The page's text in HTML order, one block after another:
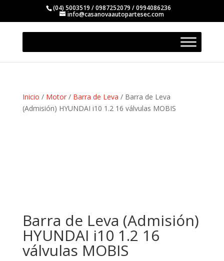
(04) 5003519 / 0987252079 / 0994086236
info@casanovaautopartesec.com
Inicio / Motor/ Barra de Leva / Barra de Leva
(Admisión) HYUNDAI i10 1.2 16 válvulas MOBIS
Barra de Leva (Admisión)
HYUNDAI i10 1.2 16
válvulas MOBIS